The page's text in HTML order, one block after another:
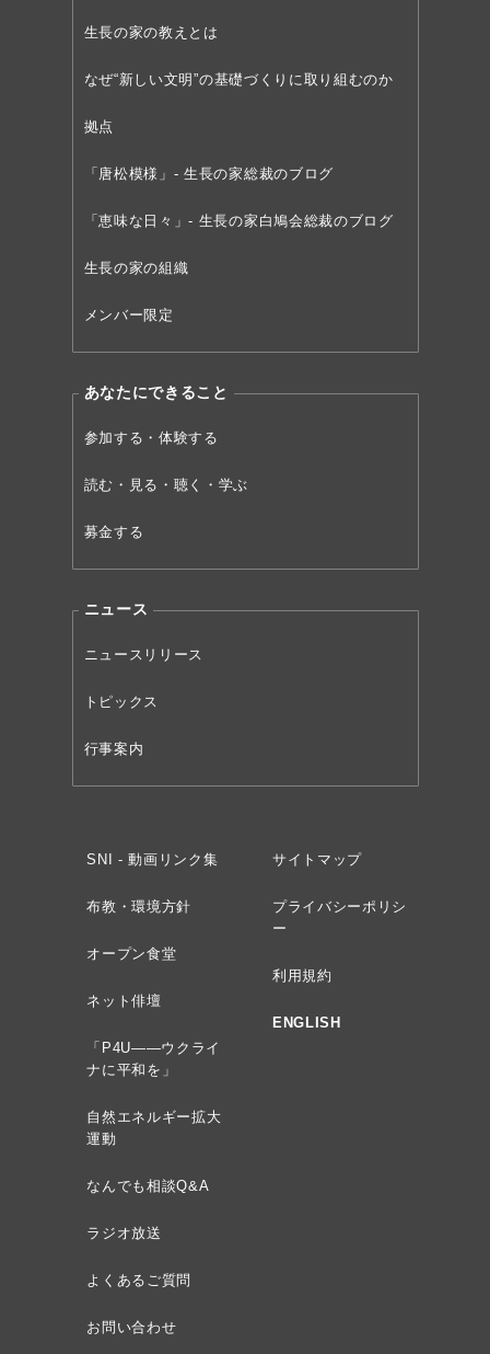
生長の家の教えとは
なぜ“新しい文明”の基礎づくりに取り組むのか
拠点
「唐松模様」- 生長の家総裁のブログ
「恵味な日々」- 生長の家白鳩会総裁のブログ
生長の家の組織
メンバー限定
あなたにできること
参加する・体験する
読む・見る・聴く・学ぶ
募金する
ニュース
ニュースリリース
トピックス
行事案内
SNI - 動画リンク集
布教・環境方針
オープン食堂
ネット俳壇
「P4U——ウクライ
ナに平和を」
自然エネルギー拡大
運動
なんでも相談Q&A
ラジオ放送
よくあるご質問
お問い合わせ
サイトマップ
プライバシーポリシ
ー
利用規約
ENGLISH